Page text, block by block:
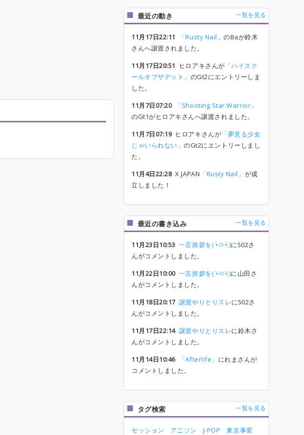
最近の動き 一覧を見る
11月17日22:11 「Rusty Nail」のBaが鈴木
さんへ譲渡されました。
11月17日20:51
ヒロアキさんが 「ハイスク
ールオブザデット」 のGt2にエントリーしま
した。
11月7日07:20
「Shooting Star Warrior」
のGt1がヒロアキさんへ譲渡されました。
11月7日07:19ヒロアキさんが 「夢見る少女
じゃいられない」のGt2にエントリーしまし
た。
11月4日22:28X JAPAN 「Rusty Nail」 が成
立しました！
最近の書き込み 一覧を見る
11月23日10:53 一言挨拶を( •̀ㅁ•́;)に502さ
んがコメントしました。
11月22日10:00 一言挨拶を( •̀ㅁ•́;)に山田さ
んがコメントしました。
11月18日20:17 譲渡やりとりスレに502さ
んがコメントしました。
11月17日22:14 譲渡やりとりスレに鈴木さ
んがコメントしました。
11月14日10:46
「Afterlife」 にれまさんが
コメントしました。
タグ検索 一覧を見る
セッション アニソン J-POP 東京事変